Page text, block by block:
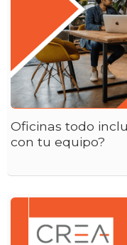
Oficinas todo
con tu equipo?